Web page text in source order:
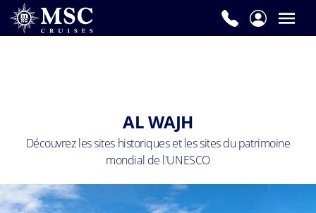
AL WAJH
Découvrez les sites historiques et les sites du patrimoine
mondial de l'UNESCO